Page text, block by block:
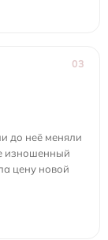
03
до неё меняли
изношенный
цену новой